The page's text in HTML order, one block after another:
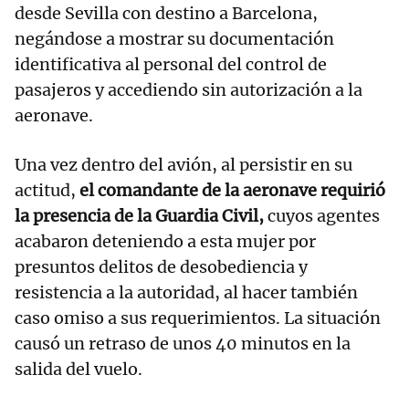
desde Sevilla con destino a Barcelona,
negándose a mostrar su documentación
identificativa al personal del control de
pasajeros y accediendo sin autorización a la
aeronave.
Una vez dentro del avión, al persistir en su
actitud, el comandante de la aeronave requirió
la presencia de la Guardia Civil,cuyos agentes
acabaron deteniendo a esta mujer por
presuntos delitos de desobediencia y
resistencia a la autoridad, al hacer también
caso omiso a sus requerimientos. La situación
causó un retraso de unos 40 minutos en la
salida del vuelo.